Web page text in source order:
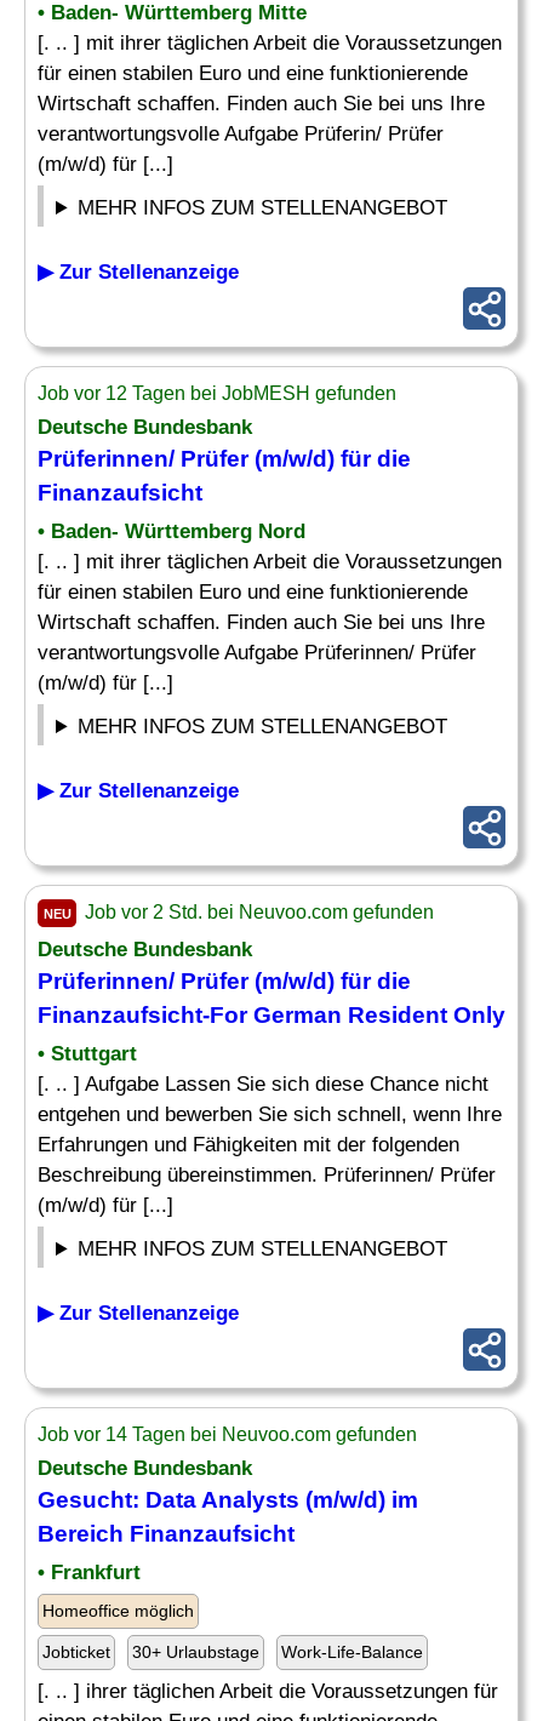
• Baden- Württemberg Mitte
[. .. ] mit ihrer täglichen Arbeit die Voraussetzungen
für einen stabilen Euro und eine funktionierende
Wirtschaft schaffen. Finden auch Sie bei uns Ihre
verantwortungsvolle Aufgabe Prüferin/ Prüfer
(m/w/d) für [...]
MEHR INFOS ZUM STELLENANGEBOT
▶ Zur Stellenanzeige
Job vor 12 Tagen bei JobMESH gefunden
Deutsche Bundesbank
Prüferinnen/ Prüfer (m/w/d) für die
Finanzaufsicht
• Baden- Württemberg Nord
[. .. ] mit ihrer täglichen Arbeit die Voraussetzungen
für einen stabilen Euro und eine funktionierende
Wirtschaft schaffen. Finden auch Sie bei uns Ihre
verantwortungsvolle Aufgabe Prüferinnen/ Prüfer
(m/w/d) für [...]
MEHR INFOS ZUM STELLENANGEBOT
▶ Zur Stellenanzeige
NEU Job vor 2 Std. bei Neuvoo.com gefunden
Deutsche Bundesbank
Prüferinnen/ Prüfer (m/w/d) für die
Finanzaufsicht-For German Resident Only
• Stuttgart
[. .. ] Aufgabe Lassen Sie sich diese Chance nicht
entgehen und bewerben Sie sich schnell, wenn Ihre
Erfahrungen und Fähigkeiten mit der folgenden
Beschreibung übereinstimmen. Prüferinnen/ Prüfer
(m/w/d) für [...]
MEHR INFOS ZUM STELLENANGEBOT
▶ Zur Stellenanzeige
Job vor 14 Tagen bei Neuvoo.com gefunden
Deutsche Bundesbank
Gesucht: Data Analysts (m/w/d) im
Bereich Finanzaufsicht
• Frankfurt
Homeoffice möglich
Jobticket 30+ Urlaubstage Work-Life-Balance
[. .. ] ihrer täglichen Arbeit die Voraussetzungen für